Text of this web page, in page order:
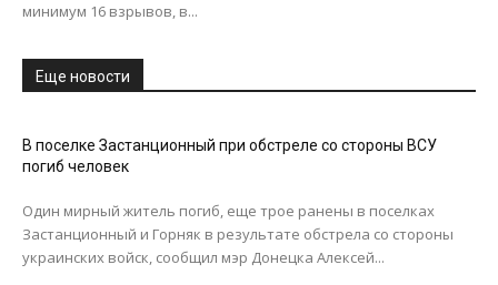
минимум 16 взрывов, в...
Еще новости
В поселке Застанционный при обстреле со стороны ВСУ
погиб человек
Один мирный житель погиб, еще трое ранены в поселках
Застанционный и Горняк в результате обстрела со стороны
украинских войск, сообщил мэр Донецка Алексей...